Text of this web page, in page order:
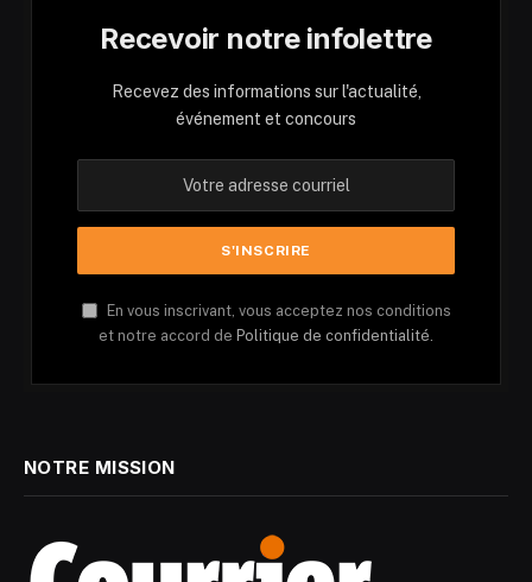
Recevoir notre infolettre
Recevez des informations sur l'actualité,
événement et concours
En vous inscrivant, vous acceptez nos conditions
et notre accord de Politique de confidentialité.
NOTRE MISSION